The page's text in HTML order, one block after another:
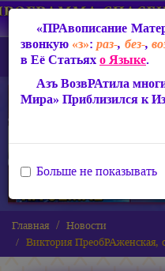
Главная
Новости
Виктория ПреобРАженская,
«ПРАвописание
звонкую «з»:раз-, без-,
в Её Статьяхо Языке.
Азъ ВозвРАтила
Мира» Приблизился к
Больше не показывать